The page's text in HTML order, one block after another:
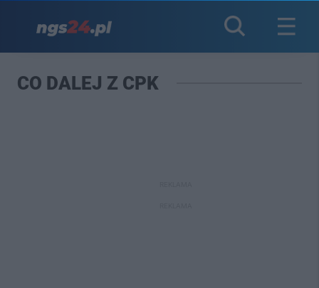
CO DALEJ Z CPK